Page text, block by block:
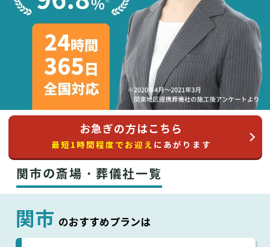
お急ぎの方はこちら
最短1時間程度でお迎え にあがります
関市の斎場・葬儀社一覧
関市 のおすすめプランは